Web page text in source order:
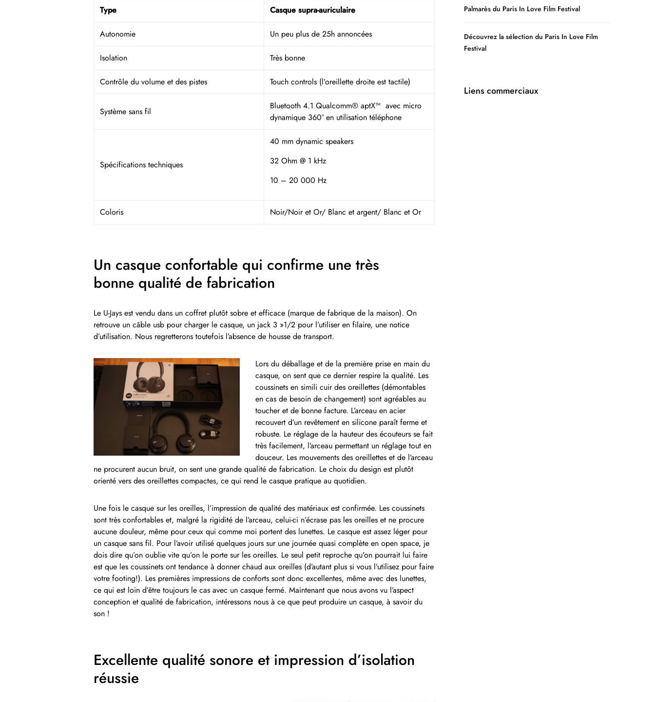
Type Casque supra-auriculaire
Autonomie Un peu plus de 25h annoncées
Isolation Très bonne
Contrôle du volume et des pistes Touch controls (l’oreillette droite est tactile)
Système sans fil
Bluetooth 4.1 Qualcomm® aptX™ avec micro
dynamique 360° en utilisation téléphone
Spécifications techniques
40 mm dynamic speakers
32 Ohm @ 1 kHz
10 – 20 000 Hz
Coloris Noir/Noir et Or/ Blanc et argent/ Blanc et Or
Un casque confortable qui confirme une très
bonne qualité de fabrication
Le U-Jays est vendu dans un coffret plutôt sobre et efficace (marque de fabrique de la maison). On
retrouve un câble usb pour charger le casque, un jack 3 »1/2 pour l’utiliser en filaire, une notice
d’utilisation. Nous regretterons toutefois l’absence de housse de transport.
Lors du déballage et de la première prise en main du
casque, on sent que ce dernier respire la qualité. Les
coussinets en simili cuir des oreillettes (démontables
en cas de besoin de changement) sont agréables au
toucher et de bonne facture. L’arceau en acier
recouvert d’un revêtement en silicone paraît ferme et
robuste. Le réglage de la hauteur des écouteurs se fait
très facilement, l’arceau permettant un réglage tout en
douceur. Les mouvements des oreillettes et de l’arceau
ne procurent aucun bruit, on sent une grande qualité de fabrication. Le choix du design est plutôt
orienté vers des oreillettes compactes, ce qui rend le casque pratique au quotidien.
Une fois le casque sur les oreilles, l’impression de qualité des matériaux est confirmée. Les coussinets
sont très confortables et, malgré la rigidité de l’arceau, celui-ci n’écrase pas les oreilles et ne procure
aucune douleur, même pour ceux qui comme moi portent des lunettes. Le casque est assez léger pour
un casque sans fil. Pour l’avoir utilisé quelques jours sur une journée quasi complète en open space, je
dois dire qu’on oublie vite qu’on le porte sur les oreilles. Le seul petit reproche qu’on pourrait lui faire
est que les coussinets ont tendance à donner chaud aux oreilles (d’autant plus si vous l’utilisez pour faire
votre footing!). Les premières impressions de conforts sont donc excellentes, même avec des lunettes,
ce qui est loin d’être toujours le cas avec un casque fermé. Maintenant que nous avons vu l’aspect
conception et qualité de fabrication, intéressons nous à ce que peut produire un casque, à savoir du
son !
Excellente qualité sonore et impression d’isolation
réussie
Palmarès du Paris In Love Film Festival
Découvrez la sélection du Paris In Love Film
Festival
Liens commerciaux